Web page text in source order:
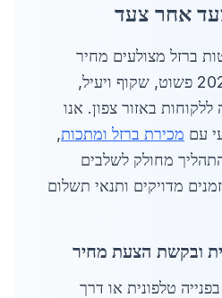
אחר צעד
ברזל מצולעים מחיר
בקריית אתא בשנת 2026 פשוט, שקוף ויעיל,
באזור צפון. אנו
עם מכירת ברזל ומתכות,
מחולק לשלבים
מדויקים ותנאי תשלום
טלפונית או דרך